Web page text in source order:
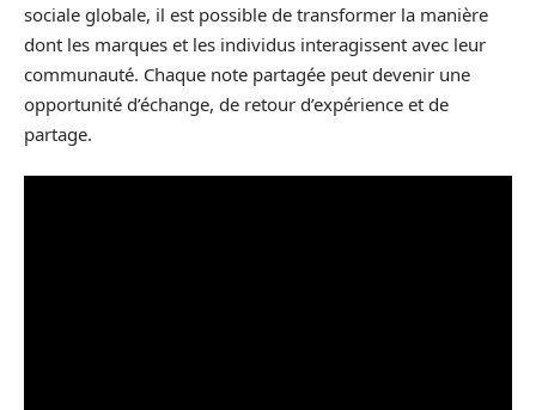
sociale globale, il est possible de transformer la manière
dont les marques et les individus interagissent avec leur
communauté. Chaque note partagée peut devenir une
opportunité d’échange, de retour d’expérience et de
partage.